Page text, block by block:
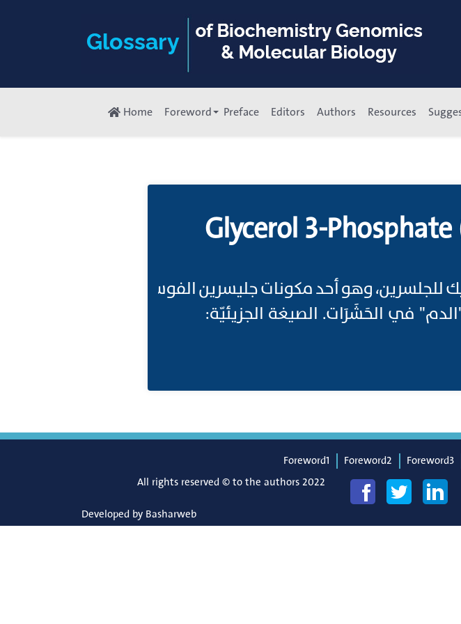
Home Foreword Preface Editors Authors Resources
Glycerol 3-
وهو أحد مكونات جليسرين الفوسفوليبيد.
في الحَشَرَات. الصيغة الجزيئيّة:
Foreword1 Foreword2 Foreword3
All rights reserved © to the authors 2022
Developed by Basharweb